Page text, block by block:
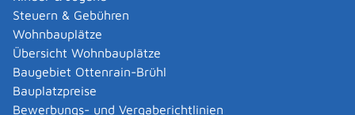
Steuern & Gebühren
Wohnbauplätze
Übersicht Wohnbauplätze
Baugebiet Ottenrain-Brühl
Bauplatzpreise
Bewerbungs- und Vergaberichtlinien
beantragen
Akademische Grade, Titel und Bezeichnungen von
ausländischen Hochschulen führen
Akteneinsicht in und außerhalb von
Verwaltungsverfahren beantragen
Allgemein bildende Schulen - zur Abendrealschule